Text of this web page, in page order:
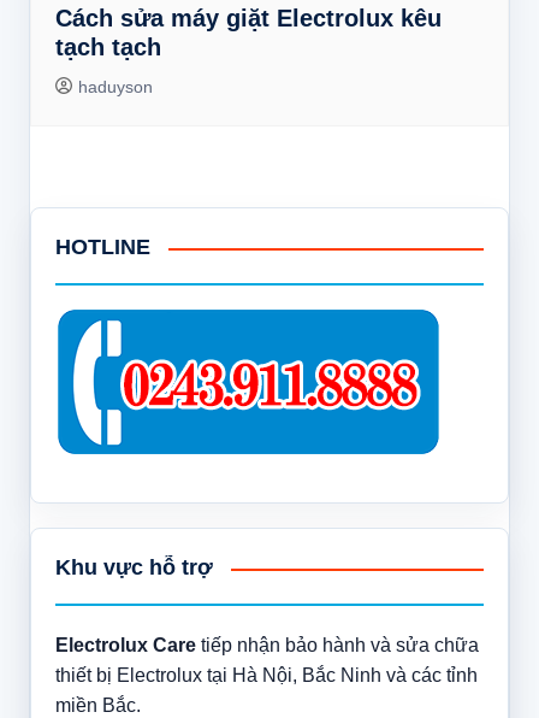
Cách sửa máy giặt Electrolux kêu
tạch tạch
haduyson
HOTLINE
Khu vực hỗ trợ
Electrolux Caretiếp nhận bảo hành và sửa chữa
thiết bị Electrolux tại Hà Nội, Bắc Ninh và các tỉnh
miền Bắc.